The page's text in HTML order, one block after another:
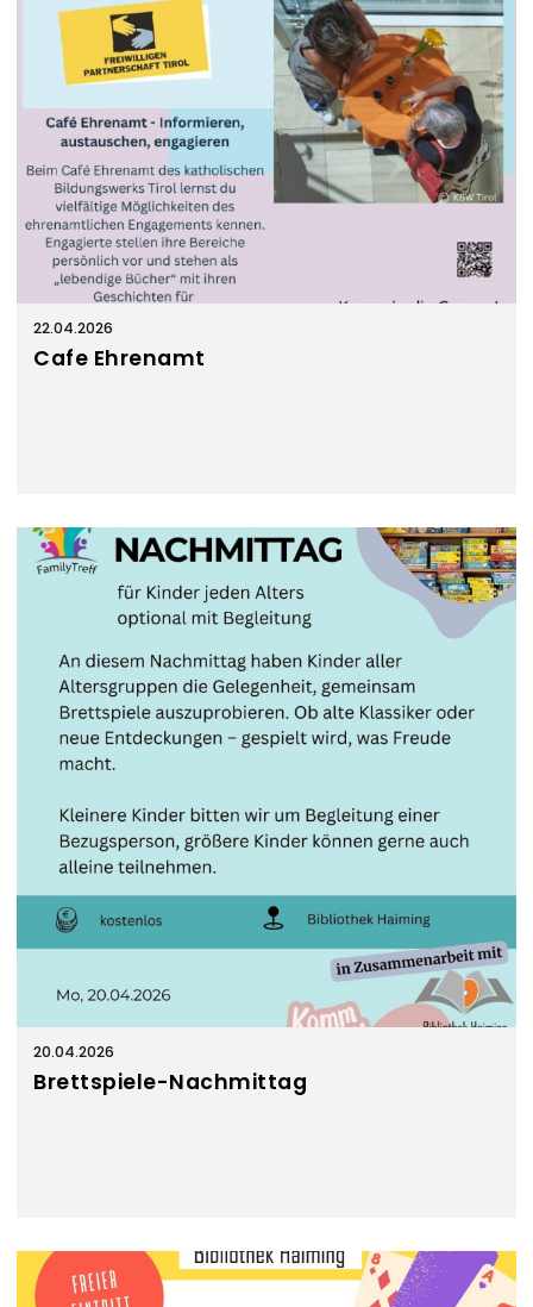
22.04.2026
Cafe Ehrenamt
20.04.2026
Brettspiele-Nachmittag